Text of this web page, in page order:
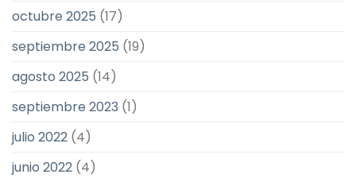
octubre 2025 (17)
septiembre 2025 (19)
agosto 2025 (14)
septiembre 2023 (1)
julio 2022 (4)
junio 2022 (4)